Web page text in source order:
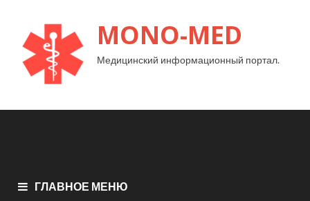
MONO-MED
Медицинский информационный портал.
ГЛАВНОЕ МЕНЮ